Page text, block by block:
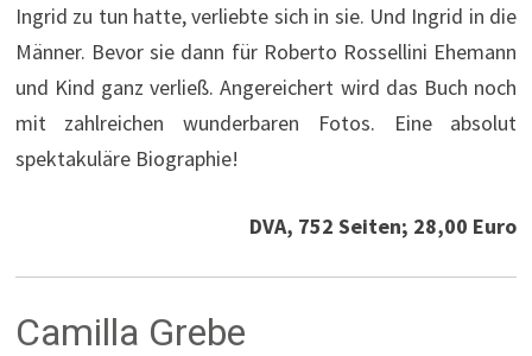
Ingrid zu tun hatte, verliebte sich in sie. Und Ingrid in die
Männer. Bevor sie dann für Roberto Rossellini Ehemann
und Kind ganz verließ. Angereichert wird das Buch noch
mit zahlreichen wunderbaren Fotos. Eine absolut
spektakuläre Biographie!
DVA, 752 Seiten; 28,00 Euro
Camilla Grebe